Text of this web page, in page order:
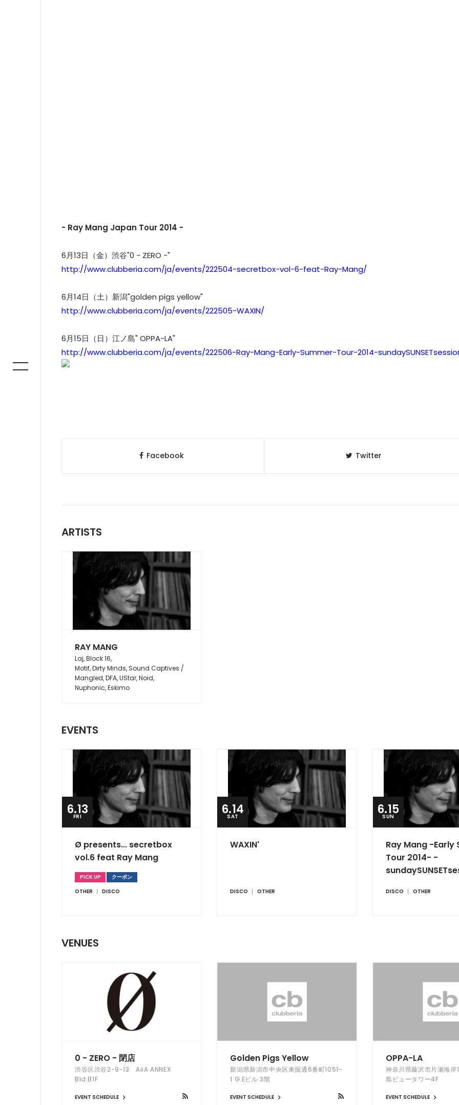
- Ray Mang Japan Tour 2014 -
6月13日（金）渋谷"0 - ZERO -"
http://www.clubberia.com/ja/events/222504-secretbox-vol-6-feat-Ray-Mang/
6月14日（土）新潟"golden pigs yellow"
http://www.clubberia.com/ja/events/222505-WAXIN/
6月15日（日）江ノ島" OPPA-LA"
http://www.clubberia.com/ja/events/222506-Ray-Mang-Early-Summer-Tour-2014-
Facebook Twitter
ARTISTS
RAY MANG
Laj, Block 16,
Motif, Dirty Minds, Sound Captives /
Mangled, DFA, U­Star, Noid,
Nuphonic, Eskimo
EVENTS
6.13
FRI
Ø presents... secretbox
vol.6 feat Ray Mang
PICK UP
クーポン
OTHER
DISCO
6.14
SAT
WAXIN'
DISCO OTHER
6.15
SUN
Ray Mang -Early
Tour 2014- -
DISCO OTHER
VENUES
0 - ZERO - 閉店
渋谷区渋谷2-9-13 AiiA ANNEX
Bld.B1F
EVENT SCHEDULE
Golden Pigs Yellow
新潟県新潟市中央区東掘通6番町1051-
1 G.Eビル 3階
EVENT SCHEDULE
OPPA-LA
神奈川県藤沢市片瀬海
島ビュータワー4F
EVENT SCHEDULE